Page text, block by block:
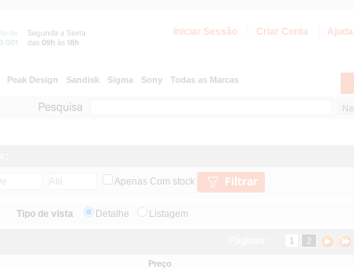
Iniciar Sessão Criar Conta Ajuda
Peak Design Sandisk Sigma Sony Todas as Marcas
Apenas Com stock Filtrar
Tipo de vista Detalhe Listagem
1 2
Preço